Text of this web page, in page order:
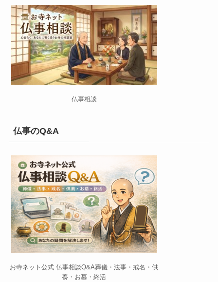
仏事相談
仏事のQ&A
お寺ネット公式 仏事相談Q&A葬儀・法事・戒名・供
養・お墓・終活